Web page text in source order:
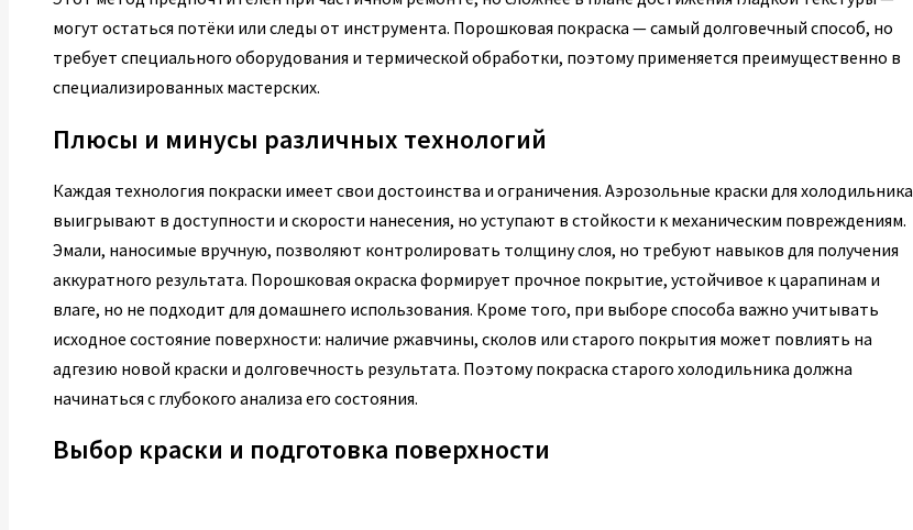
могут остаться потёки или следы от инструмента. Порошковая покраска — самый долговечный способ, но
требует специального оборудования и термической обработки, поэтому применяется преимущественно в
специализированных мастерских.
Плюсы и минусы различных технологий
Каждая технология покраски имеет свои достоинства и ограничения. Аэрозольные краски для холодильника
выигрывают в доступности и скорости нанесения, но уступают в стойкости к механическим повреждениям.
Эмали, наносимые вручную, позволяют контролировать толщину слоя, но требуют навыков для получения
аккуратного результата. Порошковая окраска формирует прочное покрытие, устойчивое к царапинам и
влаге, но не подходит для домашнего использования. Кроме того, при выборе способа важно учитывать
исходное состояние поверхности: наличие ржавчины, сколов или старого покрытия может повлиять на
адгезию новой краски и долговечность результата. Поэтому покраска старого холодильника должна
начинаться с глубокого анализа его состояния.
Выбор краски и подготовка поверхности